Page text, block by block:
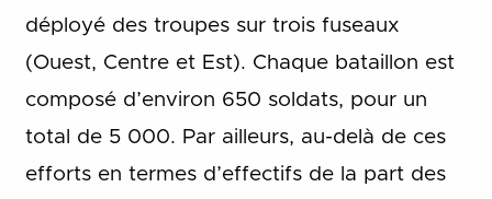
déployé des troupes sur trois fuseaux
(Ouest, Centre et Est). Chaque bataillon est
composé d’environ 650 soldats, pour un
total de 5 000. Par ailleurs, au-delà de ces
efforts en termes d’effectifs de la part des